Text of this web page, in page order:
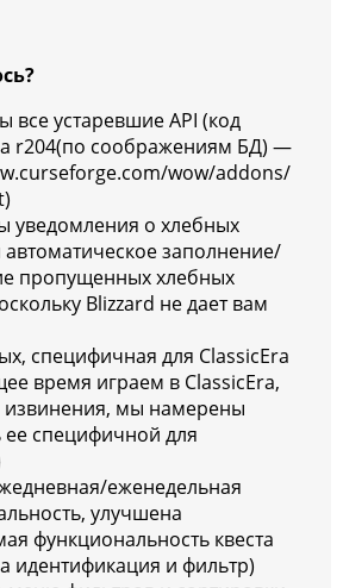
все устаревшие API (код
r204(по соображениям БД) —
wow/addons/
уведомления о хлебных
заполнение/
пропущенных хлебных
Blizzard не дает вам
специфичная для ClassicEra
время играем в ClassicEra,
мы намерены
ее специфичной для
еженедельная
улучшена
функциональность квеста
идентификация и фильтр)